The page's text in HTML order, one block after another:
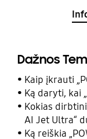
Dažnos
Kaip įkrauti
Ką daryti, kai
Kokias
AI Jet Ultra“
Ką reiškia